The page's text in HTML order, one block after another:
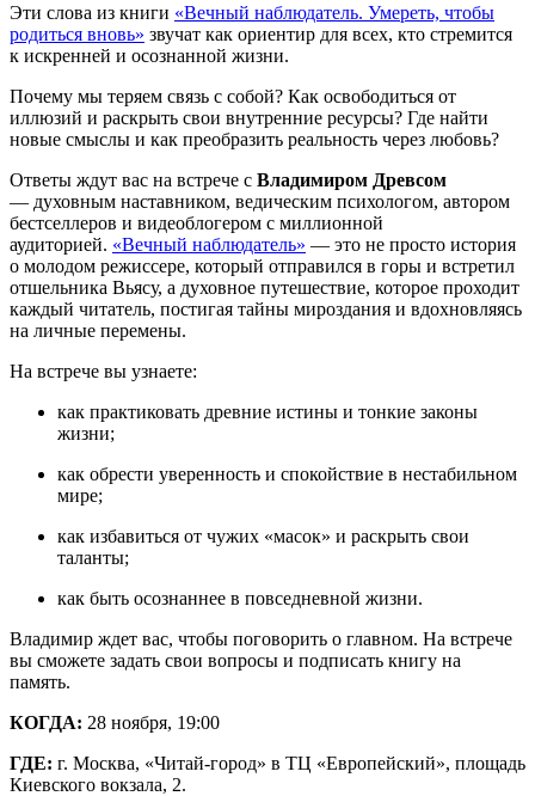
Эти слова из книги «Вечный наблюдатель. Умереть, чтобы
родиться вновь» звучат как ориентир для всех, кто стремится
к искренней и осознанной жизни.
Почему мы теряем связь с собой? Как освободиться от
иллюзий и раскрыть свои внутренние ресурсы? Где найти
новые смыслы и как преобразить реальность через любовь?
Ответы ждут вас на встрече с Владимиром Древсом
— духовным наставником, ведическим психологом, автором
бестселлеров и видеоблогером с миллионной
аудиторией. «Вечный наблюдатель» — это не просто история
о молодом режиссере, который отправился в горы и встретил
отшельника Вьясу, а духовное путешествие, которое проходит
каждый читатель, постигая тайны мироздания и вдохновляясь
на личные перемены.
На встрече вы узнаете:
как практиковать древние истины и тонкие законы
жизни;
как обрести уверенность и спокойствие в нестабильном
мире;
как избавиться от чужих «масок» и раскрыть свои
таланты;
как быть осознаннее в повседневной жизни.
Владимир ждет вас, чтобы поговорить о главном. На встрече
вы сможете задать свои вопросы и подписать книгу на
память.
КОГДА: 28 ноября, 19:00
ГДЕ: г. Москва, «Читай-город» в ТЦ «Европейский», площадь
Киевского вокзала, 2.